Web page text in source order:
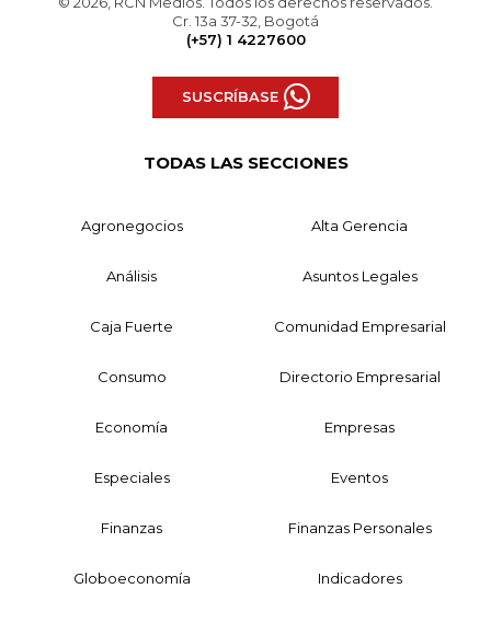
Cr. 13a 37-32, Bogotá
(+57) 1 4227600
SUSCRÍBASE
TODAS LAS SECCIONES
Agronegocios Alta Gerencia
Análisis Asuntos Legales
Caja Fuerte Comunidad Empresarial
Consumo Directorio Empresarial
Economía Empresas
Especiales Eventos
Finanzas Finanzas Personales
Globoeconomía Indicadores